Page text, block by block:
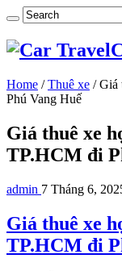
Home / Thuê xe / Giá
Phú Vang Huế
Giá thuê xe
TP.HCM đi
admin 7 Tháng 6,
Giá thuê xe
TP.HCM đi